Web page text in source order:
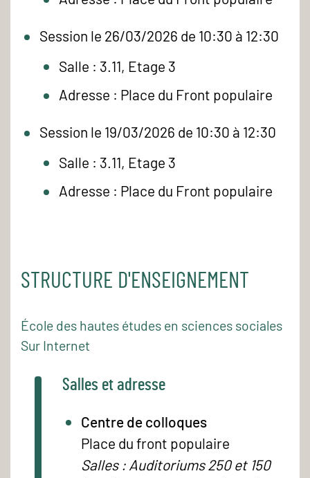
Session le 26/03/2026 de 10:30 à 12:30
Salle : 3.11, Etage 3
Adresse : Place du Front populaire
Session le 19/03/2026 de 10:30 à 12:30
Salle : 3.11, Etage 3
Adresse : Place du Front populaire
STRUCTURE D'ENSEIGNEMENT
École des hautes études en sciences sociales
Sur Internet
Salles et adresse
Centre de colloques
Place du front populaire
Salles : Auditoriums 250 et 150